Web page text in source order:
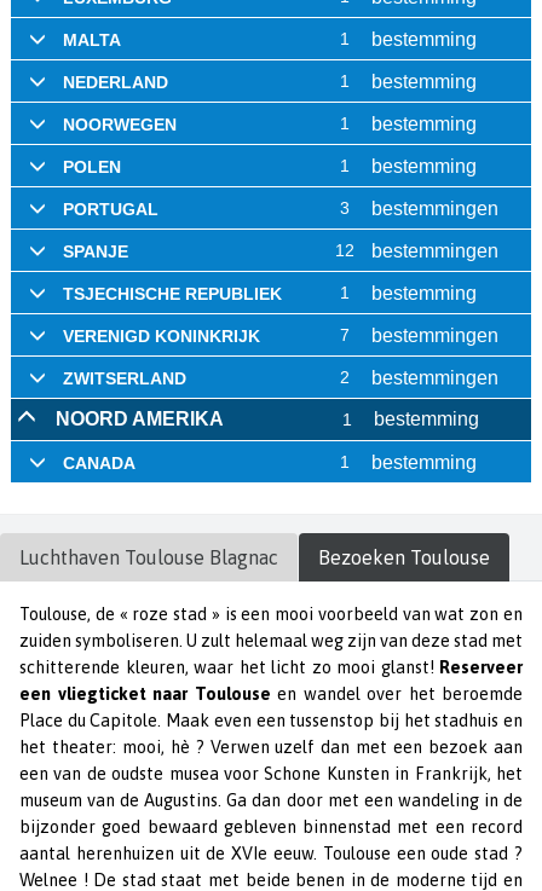
Luchthaven Toulouse Blagnac Bezoeken Toulouse
Toulouse, de « roze stad » is een mooi voorbeeld van wat zon en
zuiden symboliseren. U zult helemaal weg zijn van deze stad met
schitterende kleuren, waar het licht zo mooi glanst! Reserveer
een vliegticket naar Toulouse en wandel over het beroemde
Place du Capitole. Maak even een tussenstop bij het stadhuis en
het theater: mooi, hè ? Verwen uzelf dan met een bezoek aan
een van de oudste musea voor Schone Kunsten in Frankrijk, het
museum van de Augustins. Ga dan door met een wandeling in de
bijzonder goed bewaard gebleven binnenstad met een record
aantal herenhuizen uit de XVIe eeuw. Toulouse een oude stad ?
Welnee ! De stad staat met beide benen in de moderne tijd en